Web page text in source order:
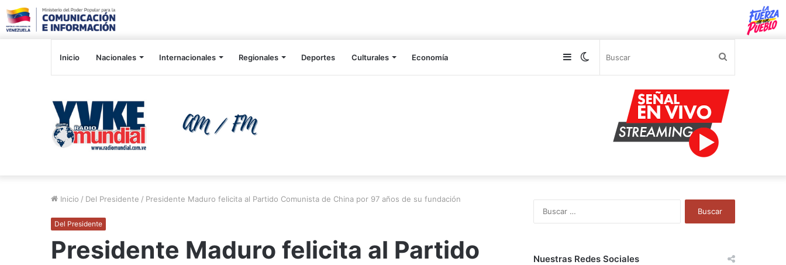
Inicio Nacionales Internacionales Regionales Deportes Culturales Economía Switch
Sidebar
Inicio / Del Presidente / Presidente Maduro felicita al Partido Comunista de China por 97 años de su fundación
Del Presidente
Presidente Maduro felicita al Partido
Nuestras Redes Sociales